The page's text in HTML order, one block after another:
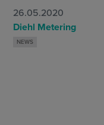
Cybersecurity
Märkte
Allgemeine
26.05.2020
Diehl Metering
NEWS